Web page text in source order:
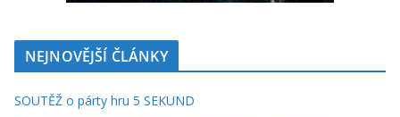
NEJNOVĚJŠÍ ČLÁNKY
SOUTĚŽ o párty hru 5 SEKUND